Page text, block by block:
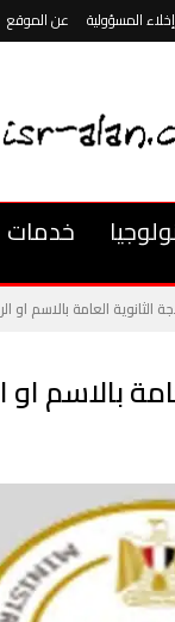
إخلاء المسؤولية عن الموقع
خدمات
الثانوية العامة بالاسم
بالاسم